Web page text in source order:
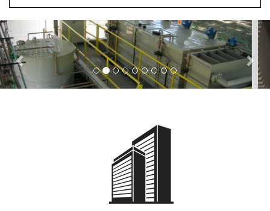
Previous